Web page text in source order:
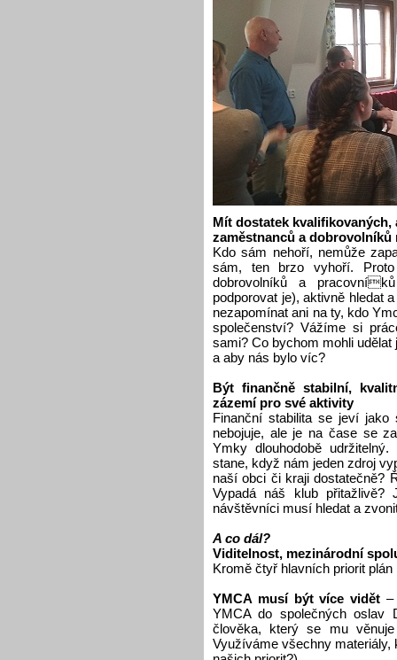
Mít dostatek
zaměstnanců a dobrovolníků
Kdo sám nehoří, nemůže
sám, ten brzo vyhoří.
dobrovolníků a
podporovat je), aktivně hledat
nezapomínat ani na ty, kdo
společenství? Vážíme si
sami? Co bychom mohli
a aby nás bylo víc?
Být finančně stabilní,
zázemí pro své aktivity
Finanční stabilita se jeví
nebojuje, ale je na čase se
Ymky dlouhodobě
stane, když nám jeden zdroj
naší obci či kraji dostatečně?
Vypadá náš klub
návštěvníci musí hledat a
A co dál?
Viditelnost, mezinárodní
Kromě čtyř hlavních priorit
YMCA musí být více vidět –
YMCA do společných oslav
člověka, který se mu
Využíváme všechny materiály,